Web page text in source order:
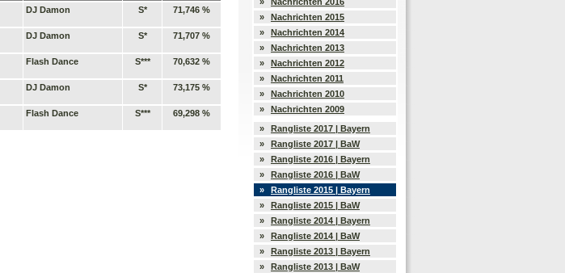
DJ Damon S* 71,746 %
DJ Damon S* 71,707 %
Flash Dance S*** 70,632 %
DJ Damon S* 73,175 %
Flash Dance S*** 69,298 %
»
Nachrichten 2015
»
Nachrichten 2014
»
Nachrichten 2013
»
Nachrichten 2012
»
Nachrichten 2011
»
Nachrichten 2010
»
Nachrichten 2009
»
Rangliste 2017 | Bayern
»
Rangliste 2017 | BaW
»
Rangliste 2016 | Bayern
»
Rangliste 2016 | BaW
»
Rangliste 2015 | Bayern
»
Rangliste 2015 | BaW
»
Rangliste 2014 | Bayern
»
Rangliste 2014 | BaW
»
Rangliste 2013 | Bayern
»
Rangliste 2013 | BaW